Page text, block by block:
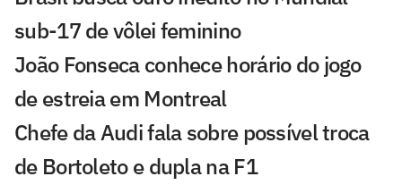
sub-17 de vôlei feminino
João Fonseca conhece horário do jogo
de estreia em Montreal
Chefe da Audi fala sobre possível troca
de Bortoleto e dupla na F1